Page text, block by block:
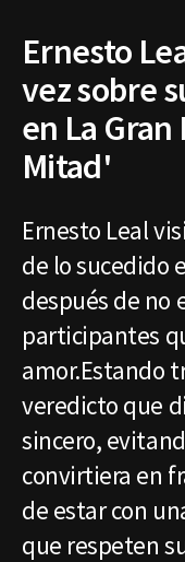
Ernesto
vez sobre
en La
Mitad'
Ernesto Leal
de lo sucedido
después de no
participantes
amor.Estando
veredicto que
sincero,
convirtiera en
de estar con
que respeten